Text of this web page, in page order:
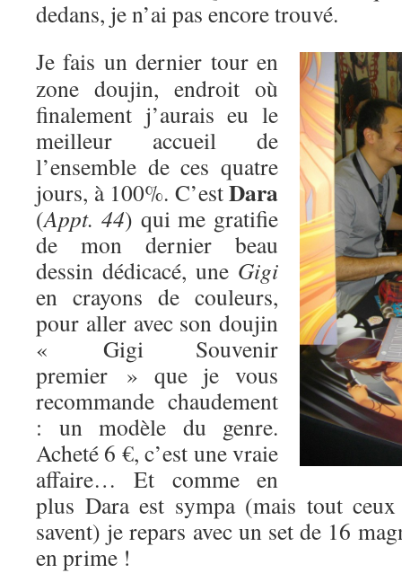
dedans, je n’ai pas encore trouvé.
Je fais un dernier tour en
zone doujin, endroit où
finalement j’aurais eu le
meilleur accueil de
l’ensemble de ces quatre
jours, à 100%. C’estDara
(Appt. 44) qui me gratifie
de mon dernier beau
dessin dédicacé, une Gigi
en crayons de couleurs,
pour aller avec son doujin
« Gigi Souvenir
premier » que je vous
recommande chaudement
: un modèle du genre.
Acheté 6 €, c’est une vraie
affaire… Et comme en
plus Dara est sympa (mais tout
savent) je repars avec un set de 16
en prime !